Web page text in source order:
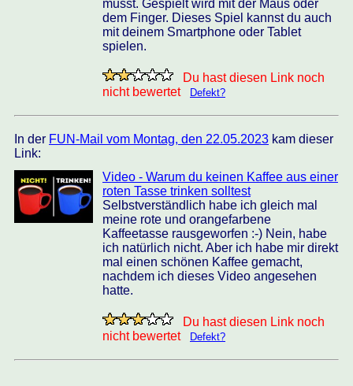
musst. Gespielt wird mit der Maus oder
dem Finger. Dieses Spiel kannst du auch
mit deinem Smartphone oder Tablet
spielen.
Du hast diesen Link noch
nicht bewertet
Defekt?
In der FUN-Mail vom Montag, den 22.05.2023 kam dieser
Link:
Video - Warum du keinen Kaffee aus einer
roten Tasse trinken solltest
Selbstverständlich habe ich gleich mal
meine rote und orangefarbene
Kaffeetasse rausgeworfen :-) Nein, habe
ich natürlich nicht. Aber ich habe mir direkt
mal einen schönen Kaffee gemacht,
nachdem ich dieses Video angesehen
hatte.
Du hast diesen Link noch
nicht bewertet
Defekt?